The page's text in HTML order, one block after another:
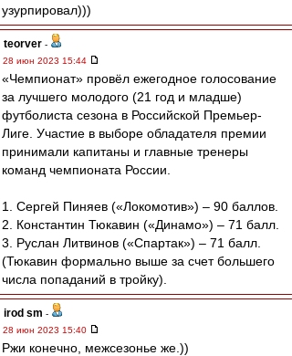
узурпировал)))
teorver -
28 июн 2023 15:44
«Чемпионат» провёл ежегодное голосование
за лучшего молодого (21 год и младше)
футболиста сезона в Российской Премьер-
Лиге. Участие в выборе обладателя премии
принимали капитаны и главные тренеры
команд чемпионата России.
1. Сергей Пиняев («Локомотив») – 90 баллов.
2. Константин Тюкавин («Динамо») – 71 балл.
3. Руслан Литвинов («Спартак») – 71 балл.
(Тюкавин формально выше за счет большего
числа попаданий в тройку).
irod sm -
28 июн 2023 15:40
Ржи конечно, межсезонье же.))